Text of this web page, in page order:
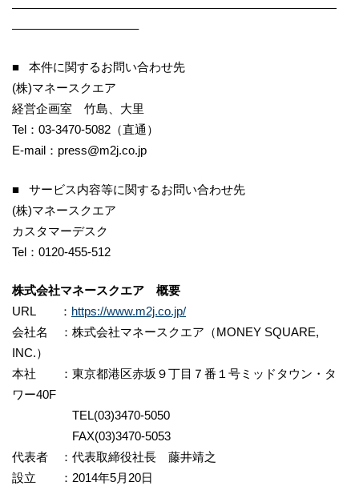
———————————————————————————
——————————–
■ 本件に関するお問い合わせ先
(株)マネースクエア
経営企画室 竹島、大里
Tel：03-3470-5082（直通）
E-mail：press@m2j.co.jp
■ サービス内容等に関するお問い合わせ先
(株)マネースクエア
カスタマーデスク
Tel：0120-455-512
株式会社マネースクエア 概要
URL ： https://www.m2j.co.jp/
会社名 ：株式会社マネースクエア（MONEY SQUARE,
INC.）
本社 ：東京都港区赤坂９丁目７番１号ミッドタウン・タ
ワー40F
TEL(03)3470-5050
FAX(03)3470-5053
代表者 ：代表取締役社長 藤井靖之
設立 ：2014年5月20日